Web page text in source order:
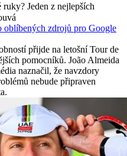
ruky? Jeden z nejlepších
oblíbených zdrojů pro Google
přijde na letošní Tour de
pomocníků. João Almeida
naznačil, že navzdory
nebude připraven